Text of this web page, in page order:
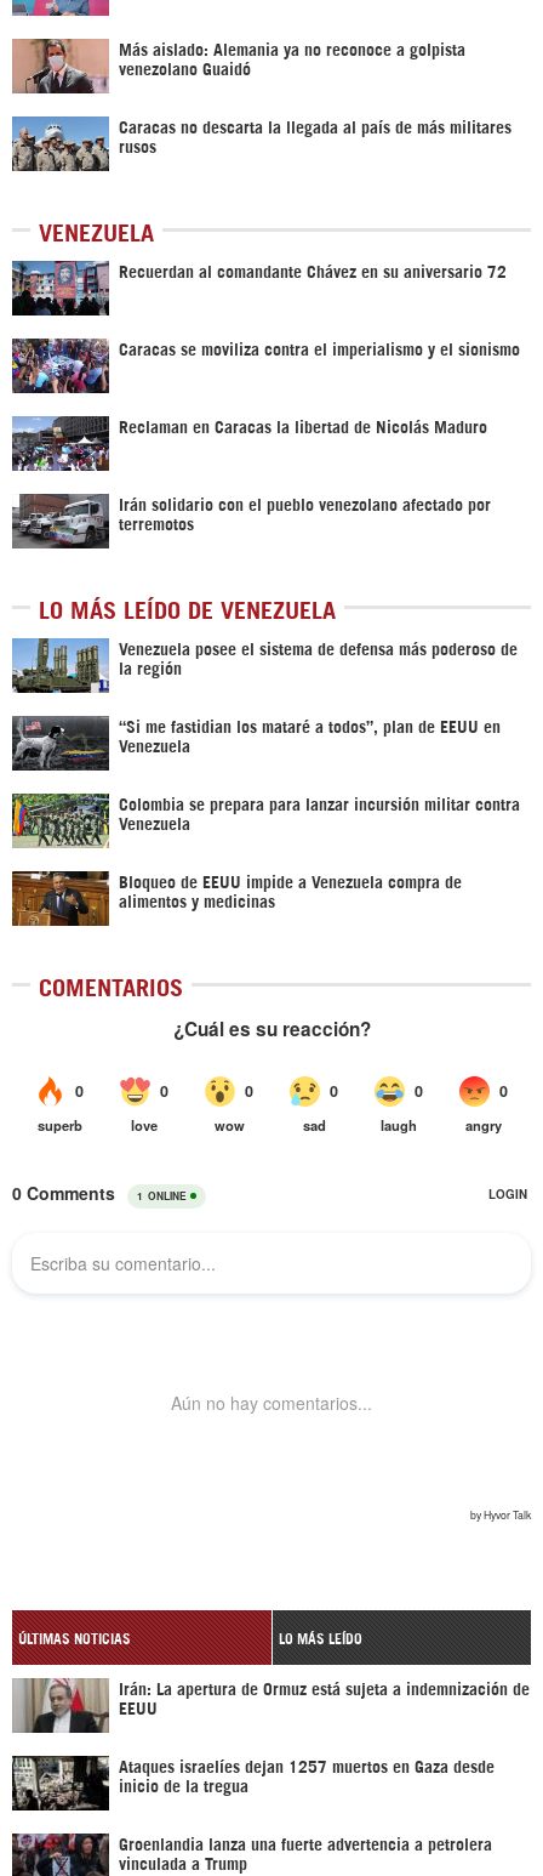
Más aislado: Alemania ya no reconoce a golpista
venezolano Guaidó
Caracas no descarta la llegada al país de más militares
rusos
VENEZUELA
Recuerdan al comandante Chávez en su aniversario 72
Caracas se moviliza contra el imperialismo y el sionismo
Reclaman en Caracas la libertad de Nicolás Maduro
Irán solidario con el pueblo venezolano afectado por
terremotos
LO MÁS LEÍDO DE VENEZUELA
Venezuela posee el sistema de defensa más poderoso de
la región
“Si me fastidian los mataré a todos”, plan de EEUU en
Venezuela
Colombia se prepara para lanzar incursión militar contra
Venezuela
Bloqueo de EEUU impide a Venezuela compra de
alimentos y medicinas
COMENTARIOS
ÚLTIMAS NOTICIAS LO MÁS LEÍDO
Irán: La apertura de Ormuz está sujeta a indemnización de
EEUU
Ataques israelíes dejan 1257 muertos en Gaza desde
inicio de la tregua
Groenlandia lanza una fuerte advertencia a petrolera
vinculada a Trump